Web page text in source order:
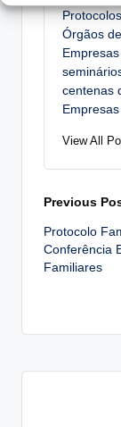
Órgãos
centenas
View All
Post
Previous
Protocolo
Conferência
Familiares